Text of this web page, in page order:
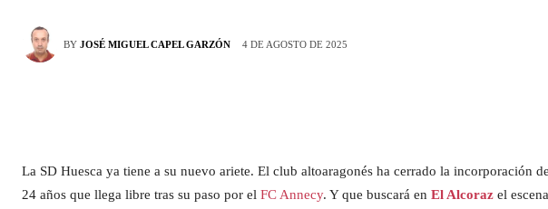
BY JOSÉ MIGUEL CAPEL GARZÓN 4 DE AGOSTO DE 2025
La SD Huesca ya tiene a su nuevo ariete. El club altoaragonés ha cerrado la incorporación de
24 años que llega libre tras su paso por el FC Annecy. Y que buscará en El Alcoraz el